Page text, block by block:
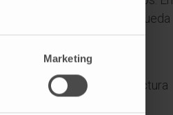
Marketing
y el fragmento queda
.
fractura reciente: la
y agudos en la fractura